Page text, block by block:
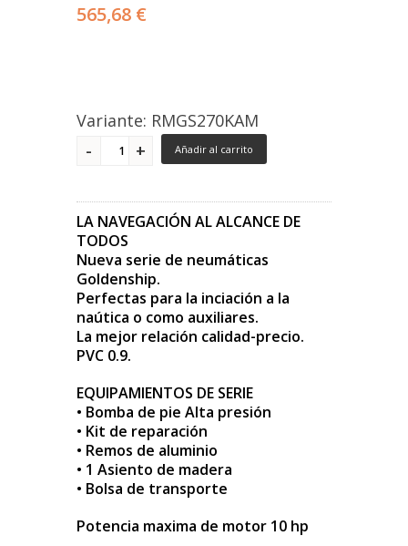
565,68 €
Variante: RMGS270KAM
Añadir al carrito
LA NAVEGACIÓN AL ALCANCE DE
TODOS
Nueva serie de neumáticas
Goldenship.
Perfectas para la inciación a la
naútica o como auxiliares.
La mejor relación calidad-precio.
PVC 0.9.
EQUIPAMIENTOS DE SERIE
• Bomba de pie Alta presión
• Kit de reparación
• Remos de aluminio
• 1 Asiento de madera
• Bolsa de transporte
Potencia maxima de motor 10 hp